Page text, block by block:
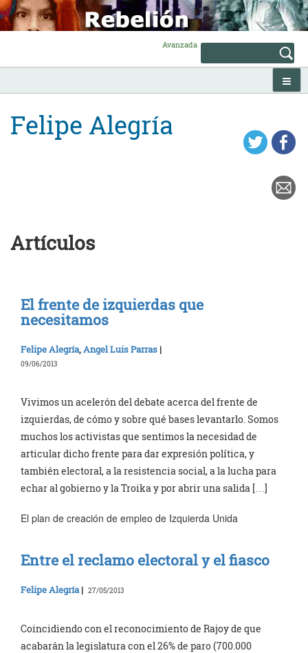
Skip
to
content
Avanzada
Felipe Alegría
Artículos
El frente de izquierdas que
necesitamos
Felipe Alegría,Angel Luis Parras |
09/06/2013
Vivimos un acelerón del debate acerca del frente de
izquierdas, de cómo y sobre qué bases levantarlo. Somos
muchos los activistas que sentimos la necesidad de
articular dicho frente para dar expresión política, y
también electoral, a la resistencia social, a la lucha para
echar al gobierno y la Troika y por abrir una salida […]
El plan de creación de empleo de Izquierda Unida
Entre el reclamo electoral y el fiasco
Felipe Alegría | 27/05/2013
Coincidiendo con el reconocimiento de Rajoy de que
acabarán la legislatura con el 26% de paro (700.000